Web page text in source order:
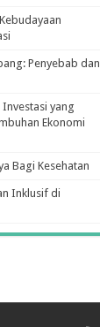
Penyebab dan
yang
Ekonomi
Bagi Kesehatan
Inklusif di